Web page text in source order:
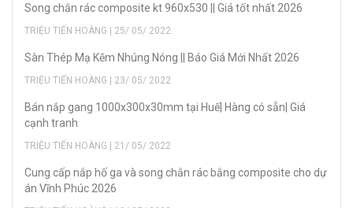
Song chắn rác composite kt 960x530 || Giá tốt nhất 2026
TRIỆU TIẾN HOÀNG | 25/ 05/ 2022
Sàn Thép Mạ Kẽm Nhúng Nóng || Báo Giá Mới Nhất 2026
TRIỆU TIẾN HOÀNG | 23/ 05/ 2022
Bán nắp gang 1000x300x30mm tại Huế| Hàng có sẵn| Giá
cạnh tranh
TRIỆU TIẾN HOÀNG | 21/ 05/ 2022
Cung cấp nắp hố ga và song chắn rác bằng composite cho dự
án Vĩnh Phúc 2026